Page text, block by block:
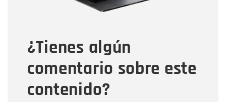
¿Tienes algún
comentario sobre este
contenido?
Tipo de comentario
Mensaje